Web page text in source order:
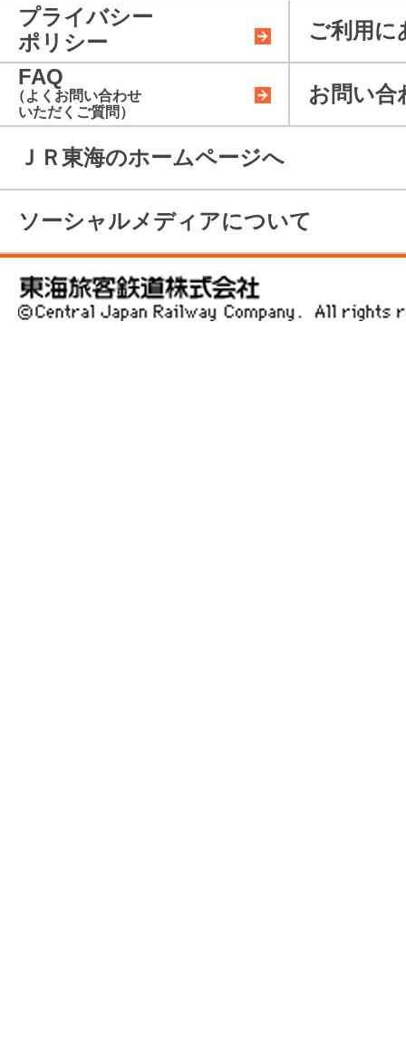
行為につ
車内販売のご案内
荷物に関
ビジネス向けサービス一
覧
プライバシー
ポリシー
ご利用に
FAQ
（よくお問い合わせ
いただくご質問）
お問い合
ＪＲ東海のホームページへ
ソーシャルメディアについて